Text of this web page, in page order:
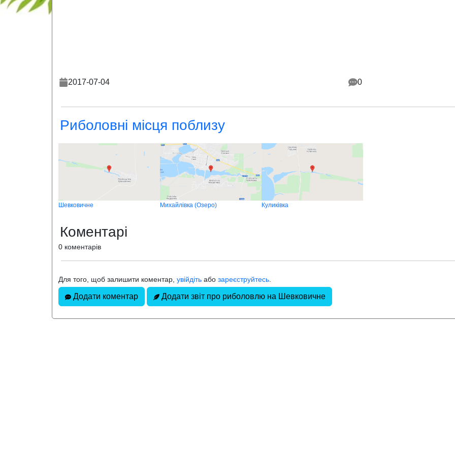
2017-07-04 0
Риболовні місця поблизу
Шевковичне Михайлівка (Озеро) Куликівка
Коментарі
0 коментарів
Для того, щоб залишити коментар, увійдіть або зареєструйтесь
Додати коментар Додати звіт про риболовлю на Шевковичне